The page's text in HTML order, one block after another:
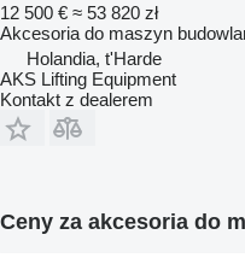
12 500 € ≈ 53 820 zł
Akcesoria do maszyn
Holandia, t'Harde
AKS Lifting Equipment
Kontakt z dealerem
Ceny za akcesoria do